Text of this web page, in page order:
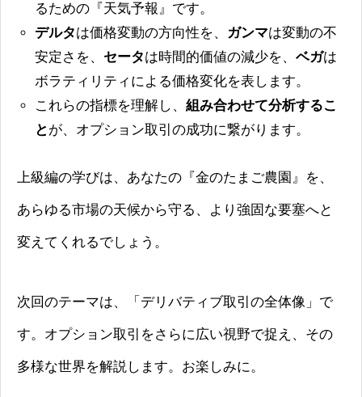
るための『天気予報』です。
デルタは価格変動の方向性を、 ガンマは変動の不
安定さを、 セータは時間的価値の減少を、ベガは
ボラティリティによる価格変化を表します。
これらの指標を理解し、組み合わせて分析するこ
とが、オプション取引の成功に繋がります。
上級編の学びは、あなたの『金のたまご農園』を、
あらゆる市場の天候から守る、より強固な要塞へと
変えてくれるでしょう。
次回のテーマは、「デリバティブ取引の全体像」で
す。オプション取引をさらに広い視野で捉え、その
多様な世界を解説します。お楽しみに。